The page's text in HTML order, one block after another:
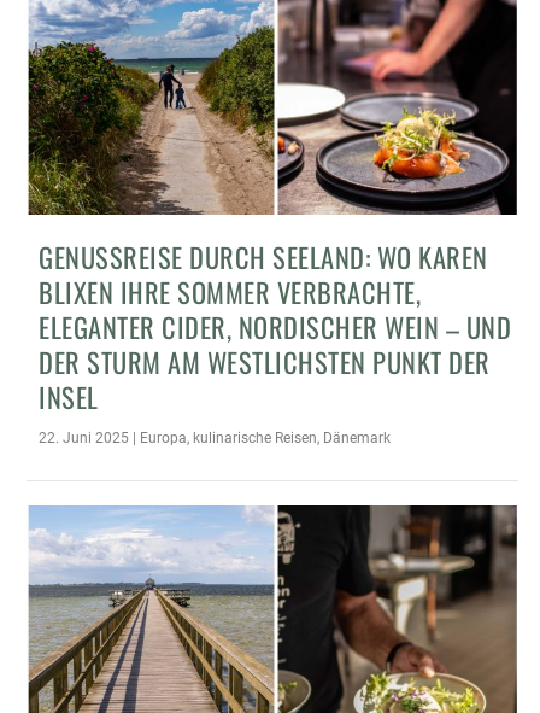
KÜSTE – KULINARIS...
WO DIE NATUR BEST...
AN DER OSTKÜSTE ...
CUISINE GANZ WEIT OB...
DEN BESTEN TIPP...
GENUSSREISE DURCH SEELAND: WO KAREN
BLIXEN IHRE SOMMER VERBRACHTE,
ELEGANTER CIDER, NORDISCHER WEIN – UND
DER STURM AM WESTLICHSTEN PUNKT DER
INSEL
22. Juni 2025 | Europa, kulinarische Reisen, Dänemark